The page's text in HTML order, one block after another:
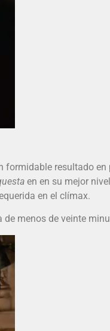
formidable resultado en
en en su mejor
en el clímax.
menos de veinte